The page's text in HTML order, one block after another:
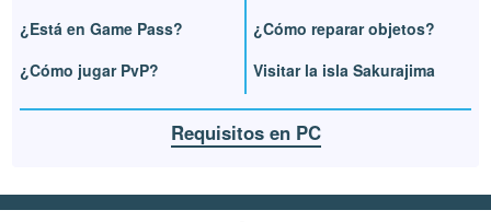
¿Está en Game Pass?
¿Cómo jugar PvP?
¿Cómo reparar objetos?
Visitar la isla Sakurajima
Requisitos en PC